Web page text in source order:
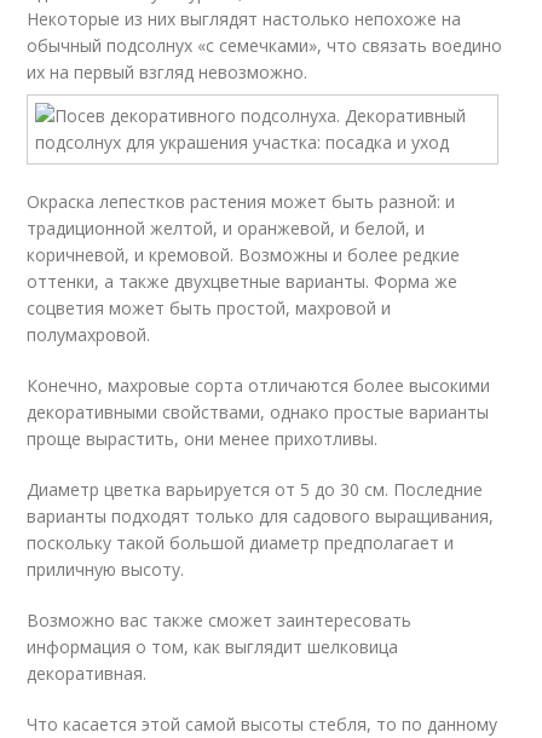
Некоторые из них выглядят настолько непохоже на
обычный подсолнух «с семечками», что связать воедино
их на первый взгляд невозможно.
Окраска лепестков растения может быть разной: и
традиционной желтой, и оранжевой, и белой, и
коричневой, и кремовой. Возможны и более редкие
оттенки, а также двухцветные варианты. Форма же
соцветия может быть простой, махровой и
полумахровой.
Конечно, махровые сорта отличаются более высокими
декоративными свойствами, однако простые варианты
проще вырастить, они менее прихотливы.
Диаметр цветка варьируется от 5 до 30 см. Последние
варианты подходят только для садового выращивания,
поскольку такой большой диаметр предполагает и
приличную высоту.
Возможно вас также сможет заинтересовать
информация о том, как выглядит шелковица
декоративная.
Что касается этой самой высоты стебля, то по данному